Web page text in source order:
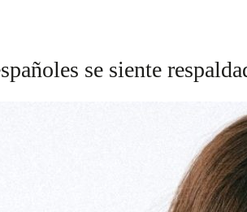
se siente